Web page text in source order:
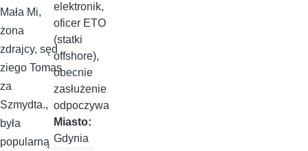
Mała Mi,
żona
zdrajcy, sęd
ziego Tomas
za
Szmydta.,
była
popularną
elektronik,
oficer ETO
(statki
offshore),
obecnie
zasłużenie
odpoczywa
Miasto:
Gdynia